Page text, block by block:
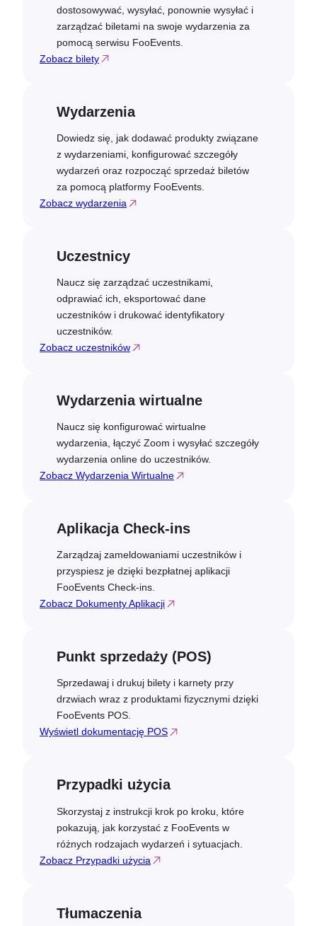
dostosowywać, wysyłać, ponownie wysyłać i
zarządzać biletami na swoje wydarzenia za
pomocą serwisu FooEvents.
Zobacz bilety
Wydarzenia
Dowiedz się, jak dodawać produkty związane
z wydarzeniami, konfigurować szczegóły
wydarzeń oraz rozpocząć sprzedaż biletów
za pomocą platformy FooEvents.
Zobacz wydarzenia
Uczestnicy
Naucz się zarządzać uczestnikami,
odprawiać ich, eksportować dane
uczestników i drukować identyfikatory
uczestników.
Zobacz uczestników
Wydarzenia wirtualne
Naucz się konfigurować wirtualne
wydarzenia, łączyć Zoom i wysyłać szczegóły
wydarzenia online do uczestników.
Zobacz Wydarzenia Wirtualne
Aplikacja Check-ins
Zarządzaj zameldowaniami uczestników i
przyspiesz je dzięki bezpłatnej aplikacji
FooEvents Check-ins.
Zobacz Dokumenty Aplikacji
Punkt sprzedaży (POS)
Sprzedawaj i drukuj bilety i karnety przy
drzwiach wraz z produktami fizycznymi dzięki
FooEvents POS.
Wyświetl dokumentację POS
Przypadki użycia
Skorzystaj z instrukcji krok po kroku, które
pokazują, jak korzystać z FooEvents w
różnych rodzajach wydarzeń i sytuacjach.
Zobacz Przypadki użycia
Tłumaczenia